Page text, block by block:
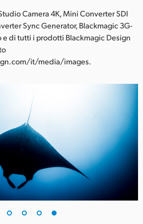
Camera 4K, Mini Converter SDI
Sync Generator, Blackmagic 3G-
e di tutti i prodotti Blackmagic Design
it/media/images.